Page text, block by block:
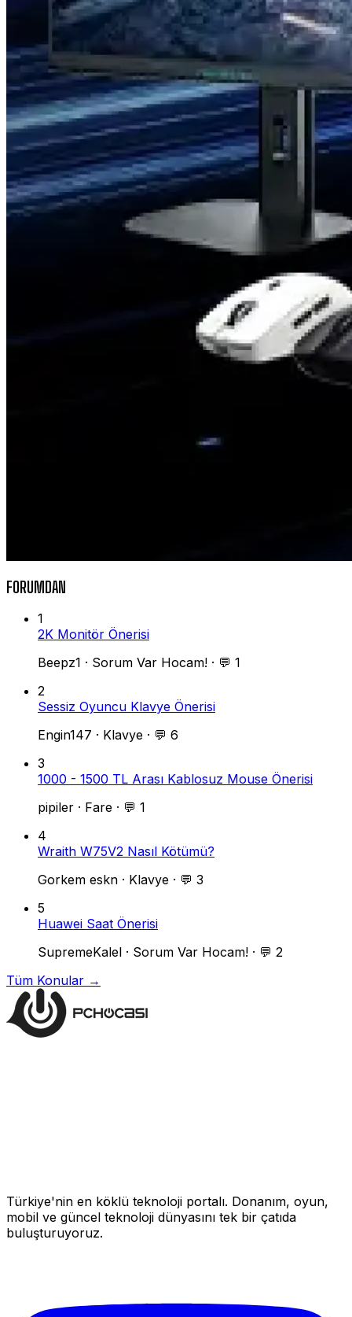
FORUMDAN
1
2K Monitör Önerisi
Beepz1 · Sorum Var Hocam! · 💬 1
2
Sessiz Oyuncu Klavye Önerisi
Engin147 · Klavye · 💬 6
3
1000 - 1500 TL Arası Kablosuz Mouse Önerisi
pipiler · Fare · 💬 1
4
Wraith W75V2 Nasıl Kötümü?
Gorkem eskn · Klavye · 💬 3
5
Huawei Saat Önerisi
SupremeKalel · Sorum Var Hocam! · 💬 2
Tüm Konular →
Türkiye'nin en köklü teknoloji portalı. Donanım, oyun,
mobil ve güncel teknoloji dünyasını tek bir çatıda
buluşturuyoruz.